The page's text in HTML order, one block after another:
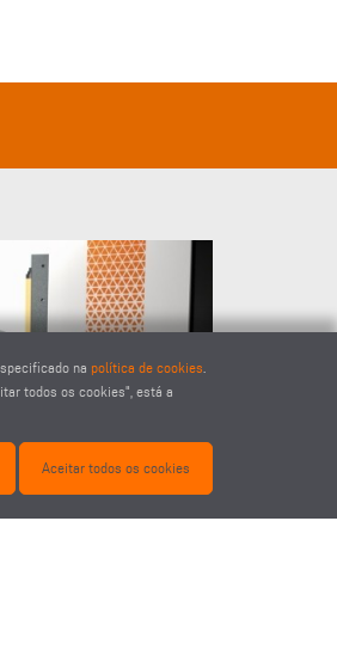
na política de cookies
todos os cookies", está a
Aceitar todos os cookies